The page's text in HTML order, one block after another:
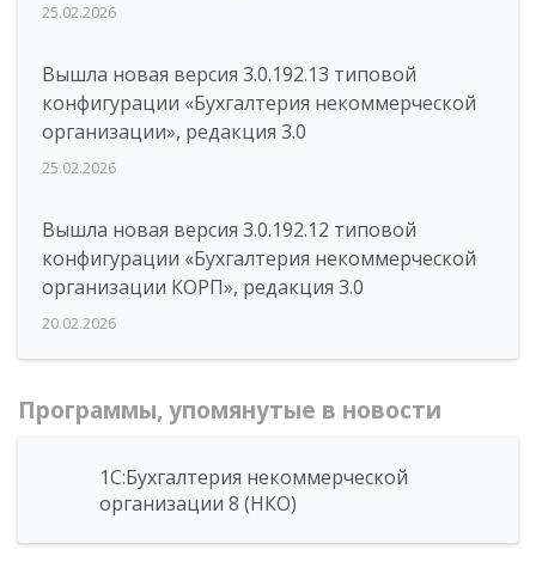
25.02.2026
Вышла новая версия 3.0.192.13 типовой
конфигурации «Бухгалтерия некоммерческой
организации», редакция 3.0
25.02.2026
Вышла новая версия 3.0.192.12 типовой
конфигурации «Бухгалтерия некоммерческой
организации КОРП», редакция 3.0
20.02.2026
Программы, упомянутые в новости
1С:Бухгалтерия некоммерческой
организации 8 (НКО)